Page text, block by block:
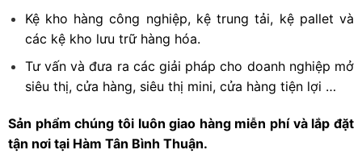
Kệ kho hàng công nghiệp, kệ trung tải, kệ pallet và
các kệ kho lưu trữ hàng hóa.
Tư vấn và đưa ra các giải pháp cho doanh nghiệp mở
siêu thị, cửa hàng, siêu thị mini, cửa hàng tiện lợi …
Sản phẩm chúng tôi luôn giao hàng miễn phí và lắp đặt
tận nơi tại Hàm Tân Bình Thuận.